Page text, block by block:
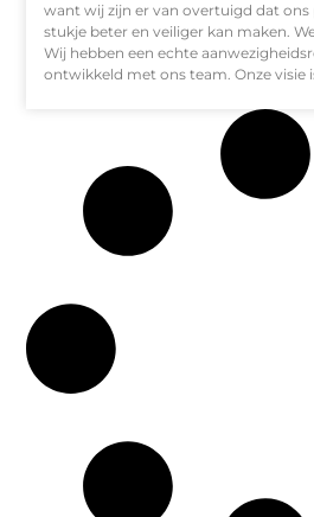
want wij zijn er van overtuigd dat
stukje beter en veiliger kan maken.
Wij hebben een echte
ontwikkeld met ons team. Onze visie